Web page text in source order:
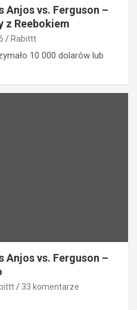
Anjos vs. Ferguson –
z Reebokiem
Rabittt
10 000 dolarów lub
Anjos vs. Ferguson –
33 komentarze